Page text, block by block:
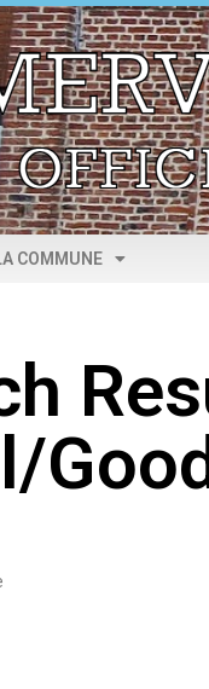
COMMUNE